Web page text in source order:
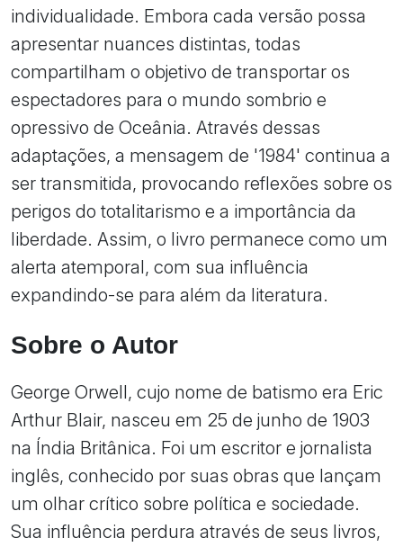
individualidade. Embora cada versão possa
apresentar nuances distintas, todas
compartilham o objetivo de transportar os
espectadores para o mundo sombrio e
opressivo de Oceânia. Através dessas
adaptações, a mensagem de '1984' continua a
ser transmitida, provocando reflexões sobre os
perigos do totalitarismo e a importância da
liberdade. Assim, o livro permanece como um
alerta atemporal, com sua influência
expandindo-se para além da literatura.
Sobre o Autor
George Orwell, cujo nome de batismo era Eric
Arthur Blair, nasceu em 25 de junho de 1903
na Índia Britânica. Foi um escritor e jornalista
inglês, conhecido por suas obras que lançam
um olhar crítico sobre política e sociedade.
Sua influência perdura através de seus livros,